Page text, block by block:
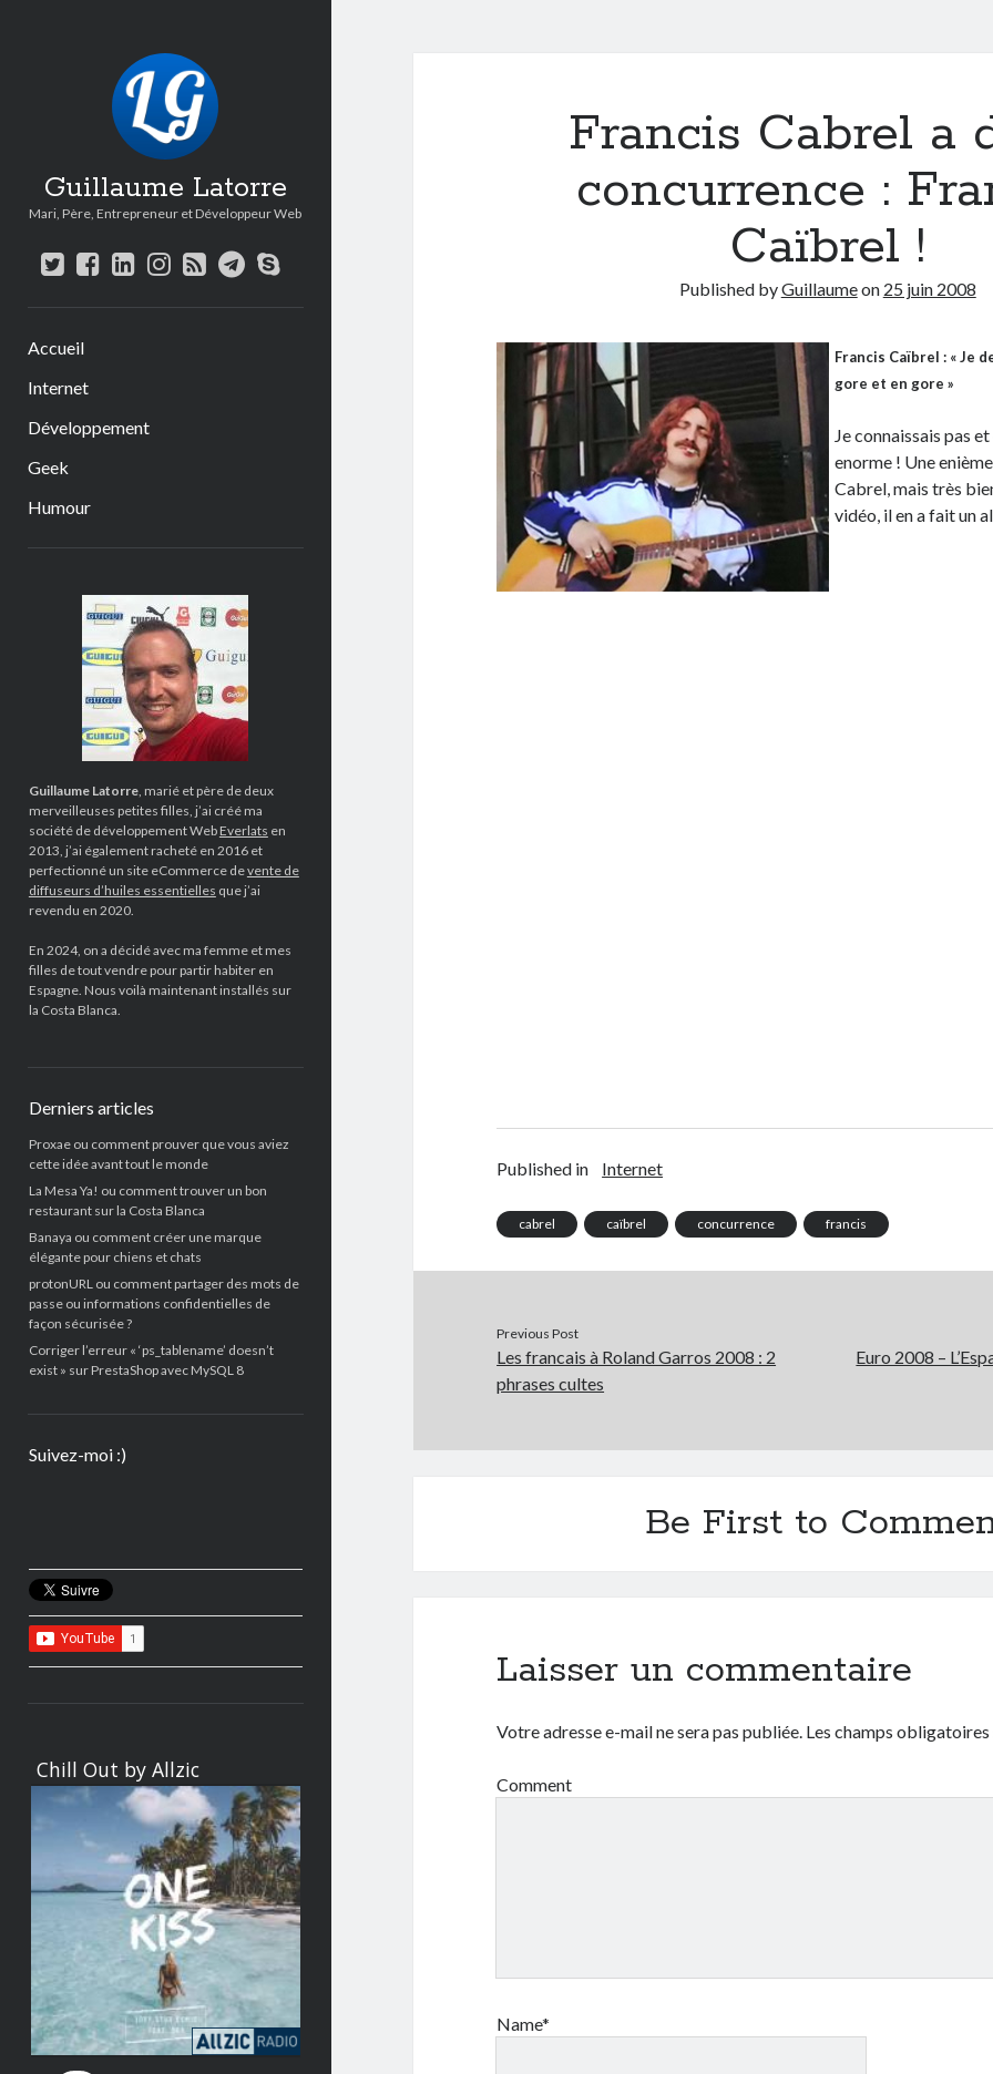
Guillaume Latorre
Mari, Père, Entrepreneur et Développeur Web
twitter
facebook
linkedin
instagram
rsstelegram
skype
Accueil
Internet
Développement
Geek
Humour
Guillaume Latorre, marié et père de deux
merveilleuses petites filles, j’ai créé ma
société de développement Web Everlats en
2013, j’ai également racheté en 2016 et
perfectionné un site eCommerce devente de
diffuseurs d’huiles essentielles que j’ai
revendu en 2020.
En 2024, on a décidé avec ma femme et mes
filles de tout vendre pour partir habiter en
Espagne. Nous voilà maintenant installés sur
la Costa Blanca.
Derniers articles
Proxae ou comment prouver que vous aviez
cette idée avant tout le monde
La Mesa Ya! ou comment trouver un bon
restaurant sur la Costa Blanca
Banaya ou comment créer une marque
élégante pour chiens et chats
protonURL ou comment partager des mots de
passe ou informations confidentielles de
façon sécurisée ?
Corriger l’erreur « ‘ps_tablename’ doesn’t
exist » sur PrestaShop avec MySQL 8
Suivez-moi :)
Francis Cabrel a
concurrence :
Caïbrel !
Published byGuillaumeon 25 juin 2008
Francis Caïbrel : « Je
gore et en gore »
Je connaissais pas
enorme ! Une
Cabrel, mais très
vidéo, il en a fait un
Published in Internet
cabrel caïbrel concurrence francis
Previous Post
Les francais à Roland Garros 2008 : 2
phrases cultes
Euro 2008 –
Be First to
Laisser un commentaire
Votre adresse e-mail ne sera pas publiée. Les champs
Comment
Name*